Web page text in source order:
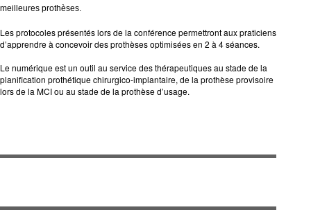
meilleures prothèses.
Les protocoles présentés lors de la conférence permettront aux praticiens
d’apprendre à concevoir des prothèses optimisées en 2 à 4 séances.
Le numérique est un outil au service des thérapeutiques au stade de la
planification prothétique chirurgico-implantaire, de la prothèse provisoire
lors de la MCI ou au stade de la prothèse d’usage.